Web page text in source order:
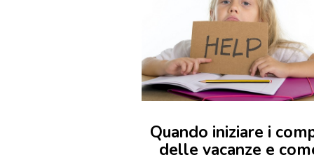
Quando iniziare i
delle vacanze e